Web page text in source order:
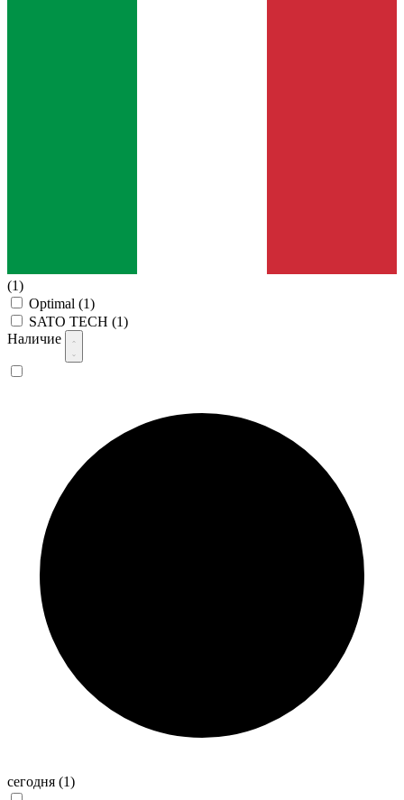
(1)
Optimal (1)
SATO TECH (1)
Наличие
сегодня (1)